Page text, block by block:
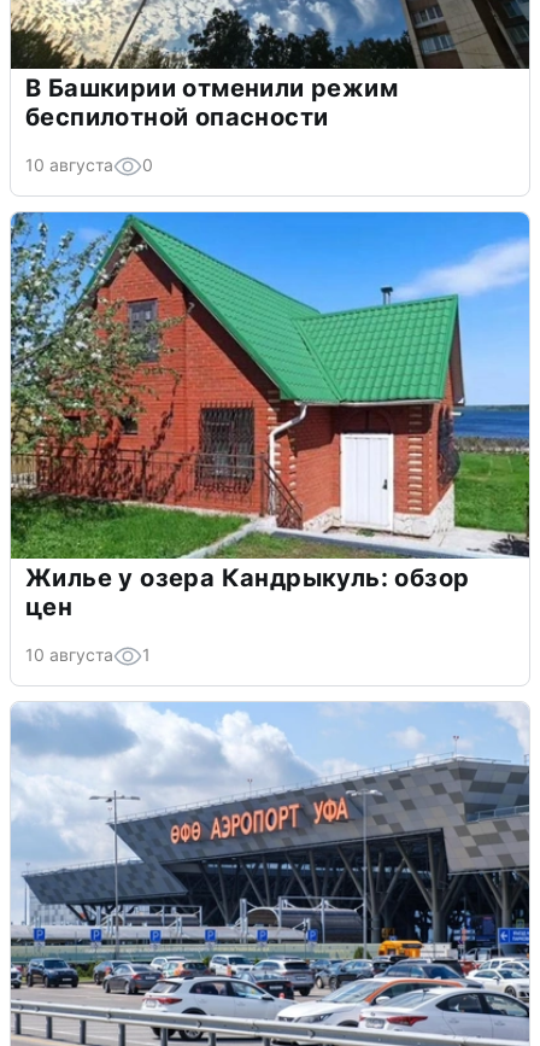
В Башкирии отменили режим
беспилотной опасности
10 августа 0
Жилье у озера Кандрыкуль: обзор
цен
10 августа 1